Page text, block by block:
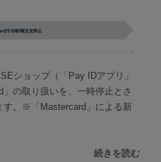
ショップ（「Pay IDアプリ」
の取り扱いを、一時停止とさ
す。※「Mastercard」による新
続きを読む